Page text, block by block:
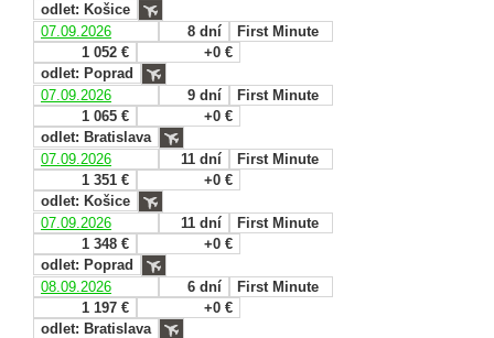
odlet: Košice
07.09.2026
8 dní
First Minute
1 052 €
+0 €
odlet: Poprad
07.09.2026
9 dní
First Minute
1 065 €
+0 €
odlet: Bratislava
07.09.2026
11 dní
First Minute
1 351 €
+0 €
odlet: Košice
07.09.2026
11 dní
First Minute
1 348 €
+0 €
odlet: Poprad
08.09.2026
6 dní
First Minute
1 197 €
+0 €
odlet: Bratislava